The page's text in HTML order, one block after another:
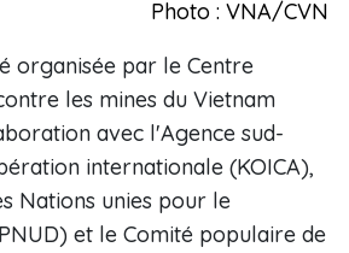
Photo : VNA/CVN
organisée par le Centre
les mines du Vietnam
avec l'Agence sud-
internationale (KOICA),
Nations unies pour le
et le Comité populaire de